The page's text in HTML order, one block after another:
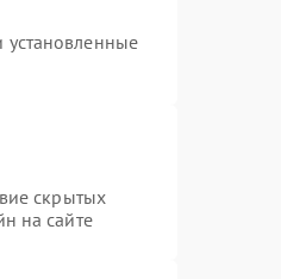
установленные
скрытых
на сайте